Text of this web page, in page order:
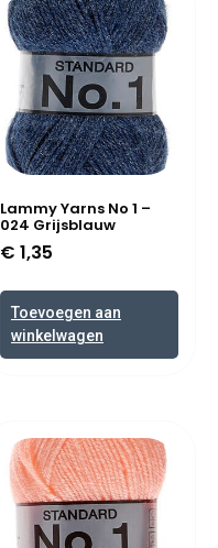
Lammy Yarns No 1 –
024 Grijsblauw
€ 1,35
Toevoegen aan
winkelwagen